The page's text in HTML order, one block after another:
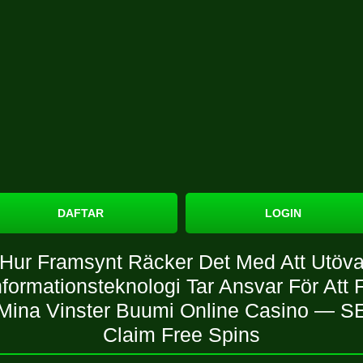
DAFTAR LOGIN
Framsynt Räcker Det Med Att
Tar Ansvar För Att
Vinster Buumi Online Casino —
Claim Free Spins